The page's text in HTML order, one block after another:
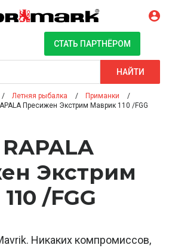
СТАТЬ ПАРТНЁРОМ
НАЙТИ
Летняя рыбалка
Приманки
Пресижен Экстрим Маврик 110 /FGG
Экстрим
/FGG
Никаких компромиссов,